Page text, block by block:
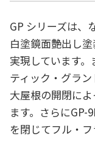
GP シリーズは、
白塗鏡面艶出し
実現しています
ティック・グラ
大屋根の開閉に
ます。さらにGP-
を閉じてフル・フ